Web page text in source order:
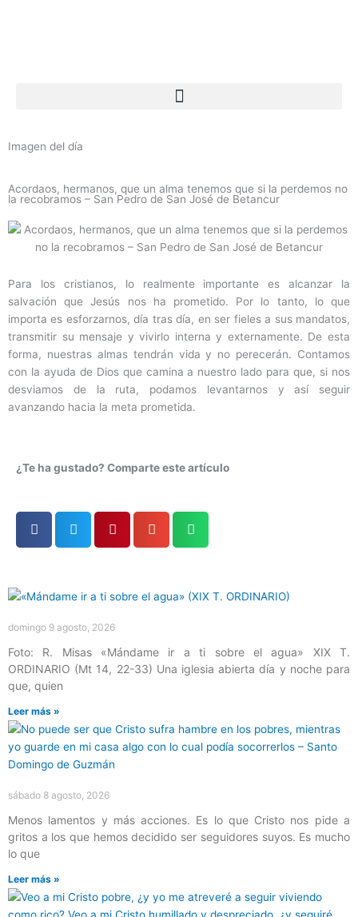
Imagen del día
Acordaos, hermanos, que un alma tenemos que si la perdemos no
la recobramos – San Pedro de San José de Betancur
Para los cristianos, lo realmente importante es alcanzar la
salvación que Jesús nos ha prometido. Por lo tanto, lo que
importa es esforzarnos, día tras día, en ser fieles a sus mandatos,
transmitir su mensaje y vivirlo interna y externamente. De esta
forma, nuestras almas tendrán vida y no perecerán. Contamos
con la ayuda de Dios que camina a nuestro lado para que, si nos
desviamos de la ruta, podamos levantarnos y así seguir
avanzando hacia la meta prometida.
¿Te ha gustado? Comparte este artículo
domingo 9 agosto, 2026
Foto: R. Misas «Mándame ir a ti sobre el agua» XIX T.
ORDINARIO (Mt 14, 22-33) Una iglesia abierta día y noche para
que, quien
Leer más »
sábado 8 agosto, 2026
Menos lamentos y más acciones. Es lo que Cristo nos pide a
gritos a los que hemos decidido ser seguidores suyos. Es mucho
lo que
Leer más »
Página
Página
Página
Página
Página